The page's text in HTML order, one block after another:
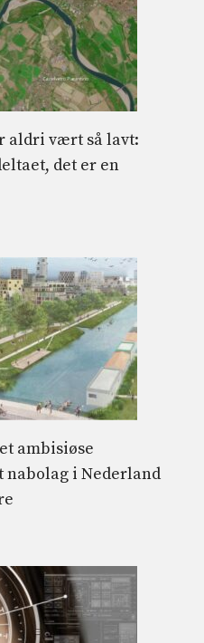
aldri vært så lavt:
det er en
ambisiøse
i Nederland